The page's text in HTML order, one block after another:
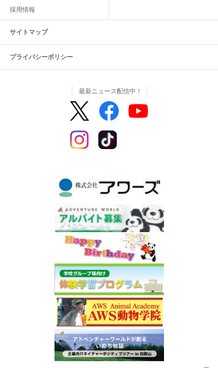
採用情報
サイトマップ
プライバシーポリシー
最新ニュース配信中！